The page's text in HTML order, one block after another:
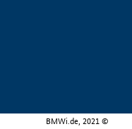
BMWi.de, 2021 ©